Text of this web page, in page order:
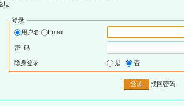
坛
登录
用户名
Email
密 码
隐身登录 是 否
找回密码